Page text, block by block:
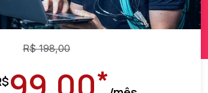
R$198,00
*